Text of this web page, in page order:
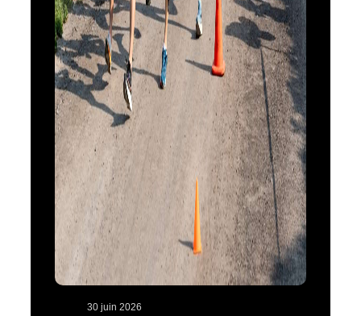
30 juin 2026